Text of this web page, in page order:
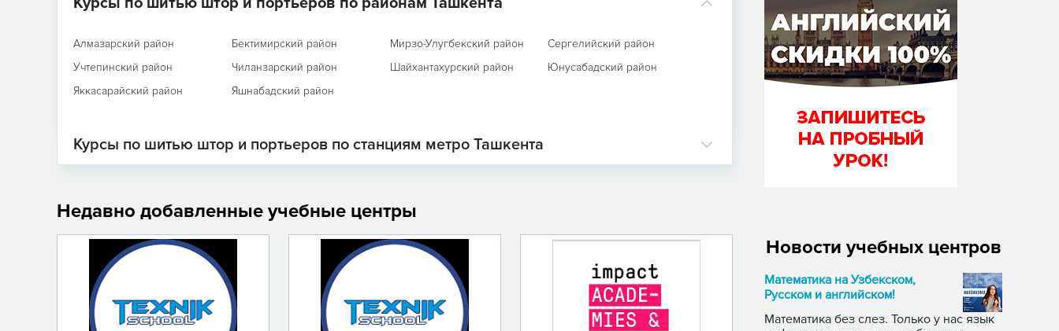
Алмазарский район Бектимирский район Мирзо-Улугбекский район
Сергелийский район
Учтепинский район
Чиланзарский район Шайхантахурский район
Юнусабадский район
Яккасарайский район
Яшнабадский район
Курсы по шитью штор и портьеров по станциям метро Ташкента
Недавно добавленные учебные центры
Новости учебных центров
Математика на Узбекском,
Русском и английском!
Математика без слез. Только у нас язык